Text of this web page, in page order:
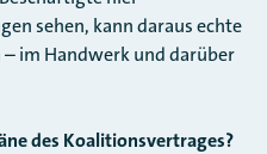
sehen, kann daraus echte
im Handwerk und darüber
des Koalitionsvertrages?